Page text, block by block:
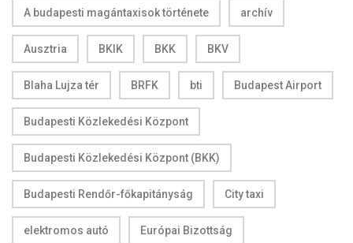
A budapesti magántaxisok története archív
Ausztria BKIK BKK BKV
Blaha Lujza tér BRFK bti Budapest Airport
Budapesti Közlekedési Központ
Budapesti Közlekedési Központ (BKK)
Budapesti Rendőr-főkapitányság City taxi
elektromos autó Európai Bizottság